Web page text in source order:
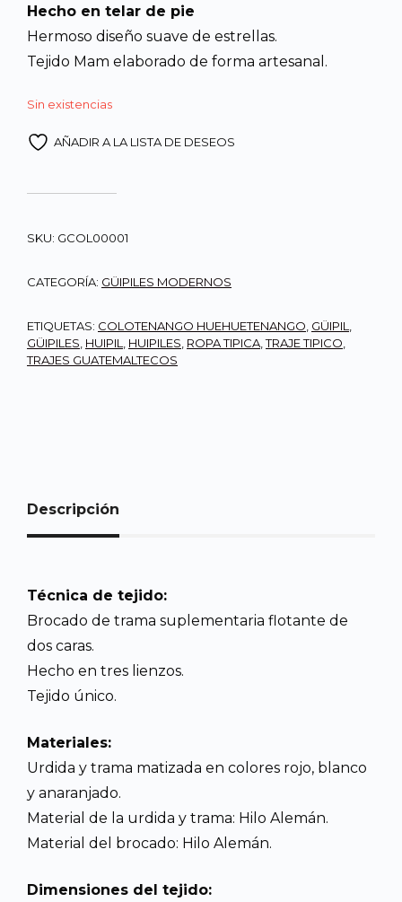
Hecho en telar de pie
Hermoso diseño suave de estrellas.
Tejido Mam elaborado de forma artesanal.
Sin existencias
AÑADIR A LA LISTA DE DESEOS
SKU: GCOL00001
CATEGORÍA: GÜIPILES MODERNOS
ETIQUETAS: COLOTENANGO HUEHUETENANGO GÜIPIL
GÜIPILES HUIPIL HUIPILES ROPA TIPICA ,TRAJE TIPICO
TRAJES GUATEMALTECOS
Descripción
Técnica de tejido:
Brocado de trama suplementaria flotante de
dos caras.
Hecho en tres lienzos.
Tejido único.
Materiales:
Urdida y trama matizada en colores rojo, blanco
y anaranjado.
Material de la urdida y trama: Hilo Alemán.
Material del brocado: Hilo Alemán.
Dimensiones del tejido: